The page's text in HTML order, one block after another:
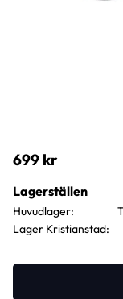
699 kr
Lagerställen
Huvudlager
Lager Kristianstad